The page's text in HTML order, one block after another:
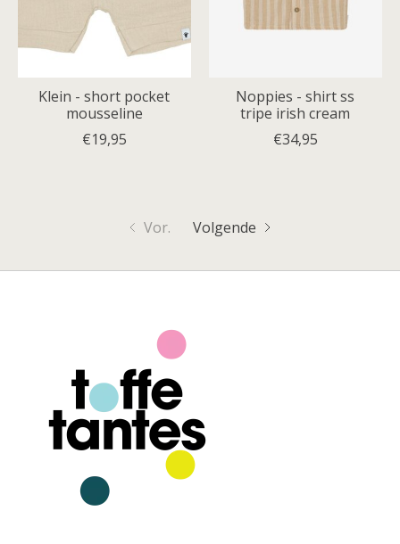
Klein - short pocket
mousseline
€19,95
Noppies - shirt ss
tripe irish cream
€34,95
Vor. Volgende